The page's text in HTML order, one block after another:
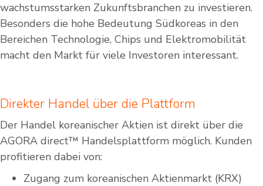
wachstumsstarken Zukunftsbranchen zu investieren.
Besonders die hohe Bedeutung Südkoreas in den
Bereichen Technologie, Chips und Elektromobilität
macht den Markt für viele Investoren interessant.
Direkter Handel über die Plattform
Der Handel koreanischer Aktien ist direkt über die
AGORA direct™ Handelsplattform möglich. Kunden
profitieren dabei von:
Zugang zum koreanischen Aktienmarkt (KRX)